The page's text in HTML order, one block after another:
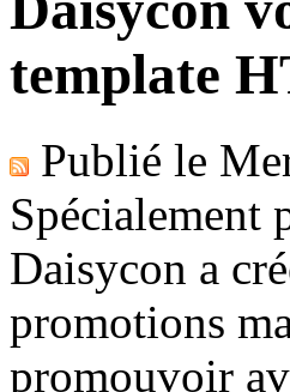
template
Publié le
Spécialement
Daisycon a
promotions
promouvoir